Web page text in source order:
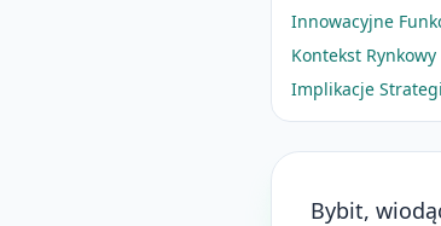
Innowacyjne
Kontekst
Implikacje
Bybit,